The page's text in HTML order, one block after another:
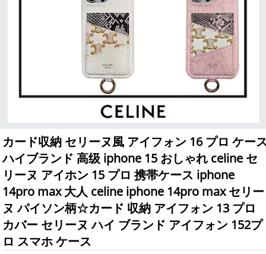
カード収納 セリーヌ風 アイフォン 16 プロ ケー
ハイブランド 高级 iphone 15 おしゃれ celine セ
リーヌ アイホン 15 プロ 携帯ケース iphone
14pro max 大人 celine iphone 14pro max セリー
ヌ パイソン柄☆カード 収納 アイフォン 13 プロ
カバー セリーヌ ハイ ブランド アイフォン 152プ
ロ スマホ ケース